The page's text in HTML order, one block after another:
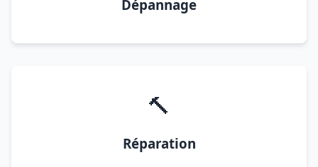
Dépannage
🔨
Réparation